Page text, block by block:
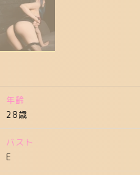
年齢
28歳
バスト
E